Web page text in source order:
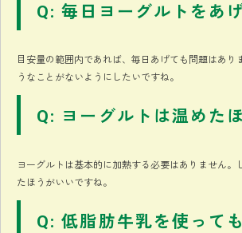
Q: 毎日ヨーグルトをあ
目安量の範囲内であれば、毎日あげても問題はあ
うなことがないようにしたいですね。
Q: ヨーグルトは温めた
ヨーグルトは基本的に加熱する必要はありません
たほうがいいですね。
Q: 低脂肪牛乳を使って